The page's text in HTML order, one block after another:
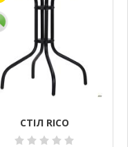
СТІЛ RICO